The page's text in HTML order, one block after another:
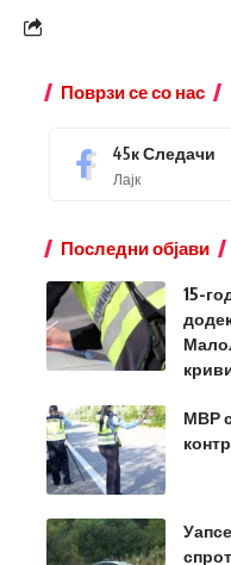
Поврзи се со нас
45кСледачи
Лајк
Последни објави
15-
МВР